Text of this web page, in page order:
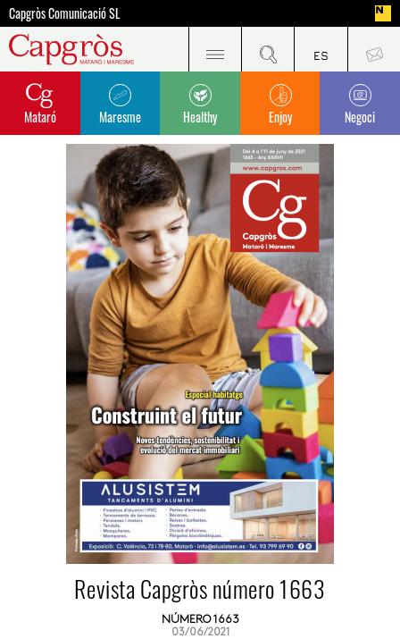
Capgròs Comunicació SL
Mataró Maresme Healthy Enjoy Negoci
Revista Capgròs número 1663
NÚMERO 1663
03/06/2021